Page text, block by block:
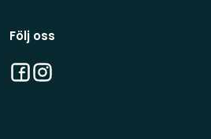
Följ oss
Facebook
Instagram